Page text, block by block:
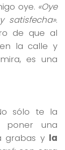
oye. «Oye
satisfecha».
de que al
la calle y
es una
sólo te la
poner una
grabas y la